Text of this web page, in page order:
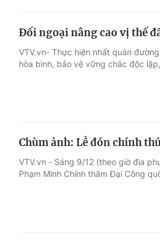
Đối ngoại nâng cao vị thế
VTV.vn- Thực hiện nhất quán
hòa bình, bảo vệ vững chắc độc
Chùm ảnh: Lễ đón chính
VTV.vn - Sáng 9/12 (theo giờ địa
Phạm Minh Chính thăm Đại Công